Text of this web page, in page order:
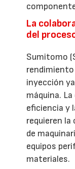
La
del
Sumitomo
inyección
máquina.
eficiencia y
requieren
de
equipos
materiales.